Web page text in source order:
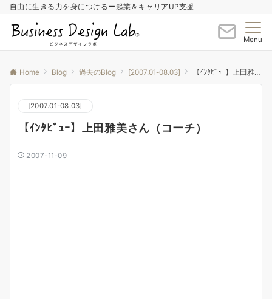
自由に生きる力を身につけるー起業＆キャリアUP支援
Menu
Home Blog 過去のBlog [2007.01-08.03] 【ｲﾝﾀﾋﾞｭｰ】上田雅美さん（コーチ）
[2007.01-08.03]
【ｲﾝﾀﾋﾞｭｰ】上田雅美さん（コーチ）
2007-11-09